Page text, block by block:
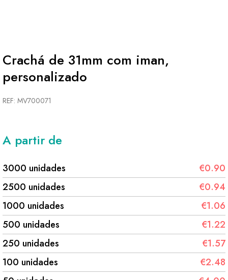
Crachá de 31mm com iman,
personalizado
REF: MV700071
A partir de
3000 unidades
€0.90
2500 unidades
€0.94
1000 unidades
€1.06
500 unidades
€1.22
250 unidades
€1.57
100 unidades
€2.48